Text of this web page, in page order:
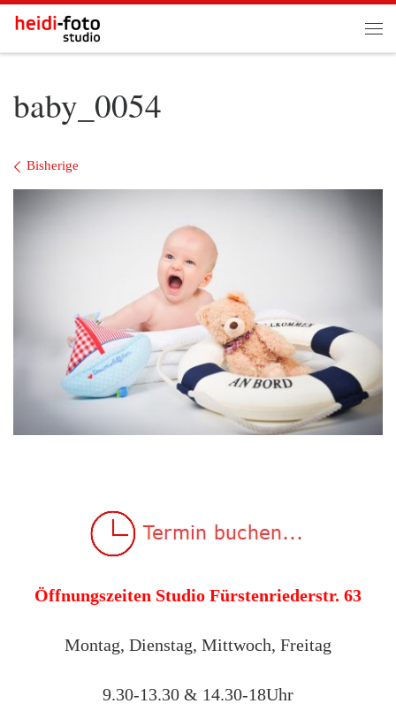
Zum Inhalt springen
baby_0054
Bilder Navigation
Bisherige
Öffnungszeiten Studio Fürstenriederstr. 63
Montag, Dienstag, Mittwoch, Freitag
9.30-13.30 & 14.30-18Uhr